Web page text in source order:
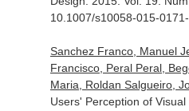
10.1007/s10058-015-
Sanchez Franco, Manuel
Francisco, Peral Peral,
Maria, Roldan Salgueiro,
Users' Perception of